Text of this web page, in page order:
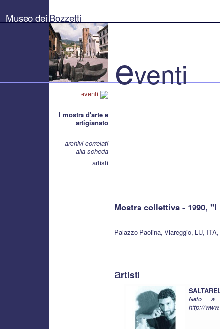
Bozzetti
"Pierluigi
Museo dei Bozzetti
eventi
I mostra d'arte e
artigianato
archivi correlati
alla scheda
artisti
eventi
Mostra collettiva - 1990,
Palazzo Paolina, Viareggio, LU, ITA,
artisti
Nato a
http://